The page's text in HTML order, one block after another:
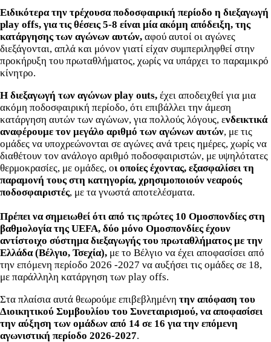
Ειδικότερα την τρέχουσα ποδοσφαιρική περίοδο η διεξαγωγή
play offs, για τις θέσεις 5-8 είναι μία ακόμη απόδειξη, της
κατάργησης των αγώνων αυτών, αφού αυτοί οι αγώνες
διεξάγονται, απλά και μόνον γιατί είχαν συμπεριληφθεί στην
προκήρυξη του πρωταθλήματος, χωρίς να υπάρχει το παραμικρό
κίνητρο.
Η διεξαγωγή των αγώνων play outs, έχει αποδειχθεί για μια
ακόμη ποδοσφαιρική περίοδο, ότι επιβάλλει την άμεση
κατάργηση αυτών των αγώνων, για πολλούς λόγους, ενδεικτικά
αναφέρουμε τον μεγάλο αριθμό των αγώνων αυτών, με τις
ομάδες να υποχρεώνονται σε αγώνες ανά τρεις ημέρες, χωρίς να
διαθέτουν τον ανάλογο αριθμό ποδοσφαιριστών, με υψηλότατες
θερμοκρασίες, με ομάδες, οι οποίες έχοντας, εξασφαλίσει τη
παραμονή τους στη κατηγορία, χρησιμοποιούν νεαρούς
ποδοσφαιριστές, με τα γνωστά αποτελέσματα.
Πρέπει να σημειωθεί ότι από τις πρώτες 10 Ομοσπονδίες στη
βαθμολογία της UEFA, δύο μόνο Ομοσπονδίες έχουν
αντίστοιχο σύστημα διεξαγωγής του πρωταθλήματος με την
Ελλάδα (Βέλγιο, Τσεχία), με το Βέλγιο να έχει αποφασίσει από
την επόμενη περίοδο 2026 -2027 να αυξήσει τις ομάδες σε 18,
με παράλληλη κατάργηση των play offs.
Στα πλαίσια αυτά θεωρούμε επιβεβλημένη την απόφαση του
Διοικητικού Συμβουλίου του Συνεταιρισμού, να αποφασίσει
την αύξηση των ομάδων από 14 σε 16 για την επόμενη
αγωνιστική περίοδο 2026-2027.